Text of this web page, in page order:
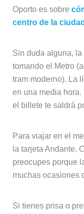
Oporto es sobre
centro de la ciudad
Sin duda alguna,
tomando el Metro
tram moderno). La
en una media
el billete te saldrá
Para viajar en el
la tarjeta Andante.
preocupes porque
muchas ocasiones
Si tienes prisa o